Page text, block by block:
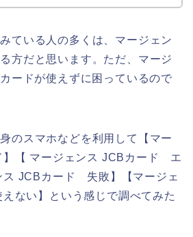
ている人の多くは、マージェン
方だと思います。ただ、マージ
ードが使えずに困っているので
のスマホなどを利用して【マー
】【 マージェンス JCBカード エ
ス JCBカード 失敗】【マージェ
ない】という感じで調べてみた